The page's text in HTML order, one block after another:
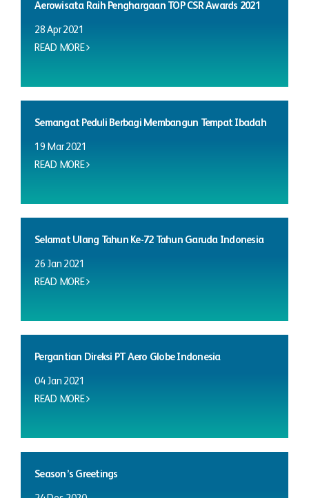
Aerowisata Raih Penghargaan TOP CSR Awards 2021
28 Apr 2021
READ MORE
Semangat Peduli Berbagi Membangun Tempat Ibadah
19 Mar 2021
READ MORE
Selamat Ulang Tahun Ke-72 Tahun Garuda Indonesia
26 Jan 2021
READ MORE
Pergantian Direksi PT Aero Globe Indonesia
04 Jan 2021
READ MORE
Season’s Greetings